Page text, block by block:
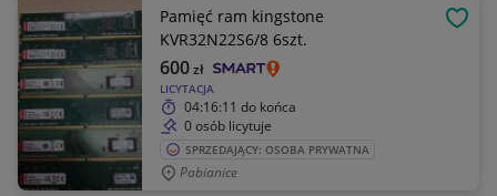
Pamięć ram kingstone
KVR32N22S6/8 6szt.
LICYTACJA
600zł
04:16:11 do końca
0 osób licytuje
SPRZEDAJĄCY: OSOBA PRYWATNA
Pabianice